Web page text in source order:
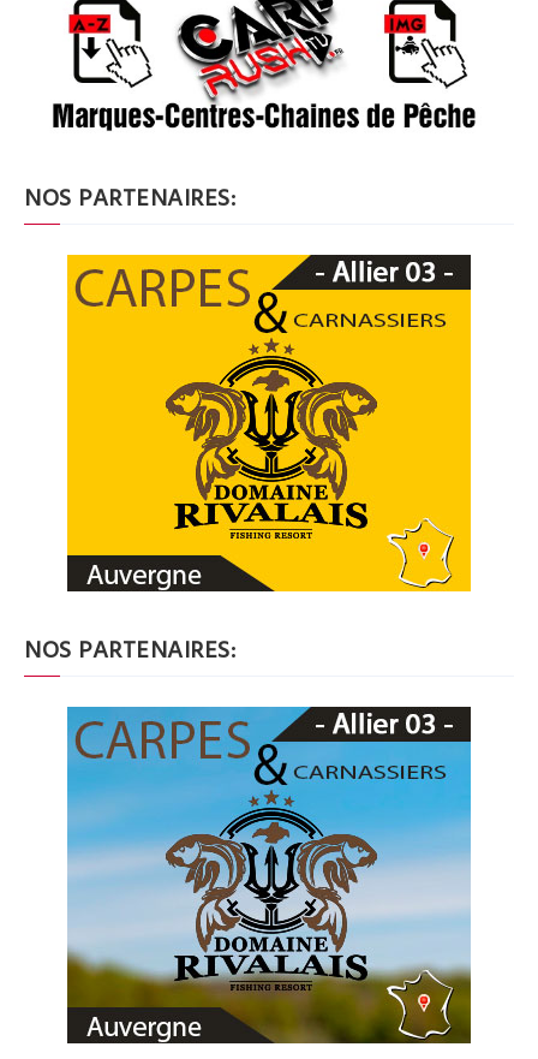
NOS PARTENAIRES:
NOS PARTENAIRES: